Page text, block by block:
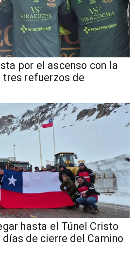
por el ascenso con la
tres refuerzos de
hasta el Túnel Cristo
de cierre del Camino